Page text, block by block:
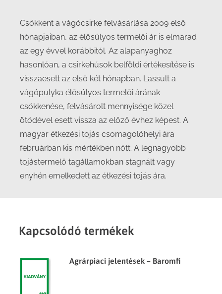
Csökkent a vágócsirke felvásárlása 2009 első
hónapjaiban, az élősúlyos termelői ár is elmarad
az egy évvel korábbitól. Az alapanyaghoz
hasonlóan, a csirkehúsok belföldi értékesítése is
visszaesett az első két hónapban. Lassult a
vágópulyka élősúlyos termelői árának
csökkenése, felvásárolt mennyisége közel
ötödével esett vissza az előző évhez képest. A
magyar étkezési tojás csomagolóhelyi ára
februárban kis mértékben nőtt. A legnagyobb
tojástermelő tagállamokban stagnált vagy
enyhén emelkedett az étkezési tojás ára.
Kapcsolódó termékek
Agrárpiaci jelentések – Baromfi